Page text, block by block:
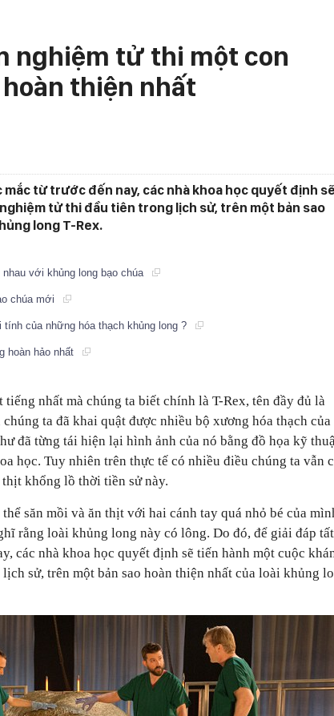
nghiệm tử thi một con
thiện nhất
từ trước đến nay, các nhà khoa học quyết định sẽ
tử thi đầu tiên trong lịch sử, trên một bản sao
long T-Rex.
với khủng long bạo chúa
chúa mới
tính của những hóa thạch khủng long ?
hoàn hảo nhất
nhất mà chúng ta biết chính là T-Rex, tên đầy đủ là
ta đã khai quật được nhiều bộ xương hóa thạch của
đã từng tái hiện lại hình ảnh của nó bằng đồ họa kỹ
học. Tuy nhiên trên thực tế có nhiều điều chúng ta vẫn
khổng lồ thời tiền sử này.
săn mồi và ăn thịt với hai cánh tay quá nhỏ bé của
rằng loài khủng long này có lông. Do đó, để giải đáp
các nhà khoa học quyết định sẽ tiến hành một cuộc
sử, trên một bản sao hoàn thiện nhất của loài khủng